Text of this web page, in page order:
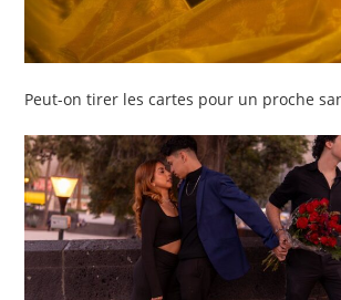
Peut-on tirer les cartes pour un proche